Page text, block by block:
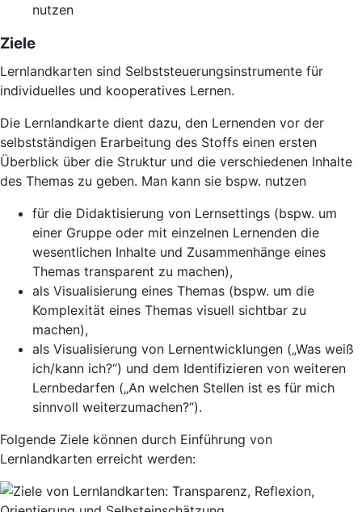
nutzen
Ziele
Lernlandkarten sind Selbststeuerungsinstrumente für
individuelles und kooperatives Lernen.
Die Lernlandkarte dient dazu, den Lernenden vor der
selbstständigen Erarbeitung des Stoffs einen ersten
Überblick über die Struktur und die verschiedenen Inhalte
des Themas zu geben. Man kann sie bspw. nutzen
für die Didaktisierung von Lernsettings (bspw. um
einer Gruppe oder mit einzelnen Lernenden die
wesentlichen Inhalte und Zusammenhänge eines
Themas transparent zu machen),
als Visualisierung eines Themas (bspw. um die
Komplexität eines Themas visuell sichtbar zu
machen),
als Visualisierung von Lernentwicklungen („Was weiß
ich/kann ich?“) und dem Identifizieren von weiteren
Lernbedarfen („An welchen Stellen ist es für mich
sinnvoll weiterzumachen?“).
Folgende Ziele können durch Einführung von
Lernlandkarten erreicht werden: